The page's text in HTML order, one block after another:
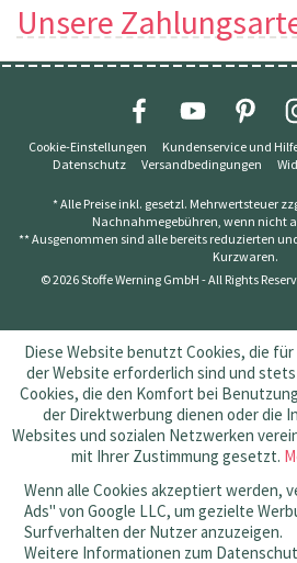
Unsere
Cookie-Einstellungen Kundenservice und
Datenschutz
Versandbedingungen
* Alle Preise inkl. gesetzl. Mehrwertsteuer
Nachnahmegebühren, wenn nicht
** Ausgenommen sind alle bereits reduzierten
Kurzwaren.
© 2026 Stoffe Werning GmbH - All Rights
Diese Website benutzt Cookies, die
der Website erforderlich sind und
Cookies, die den Komfort bei
der Direktwerbung dienen oder die
Websites und sozialen Netzwerken
mit Ihrer Zustimmung gesetzt.
Wenn alle Cookies akzeptiert werden,
Ads" von Google LLC, um gezielte
Surfverhalten der Nutzer anzuzeigen.
Weitere Informationen zum